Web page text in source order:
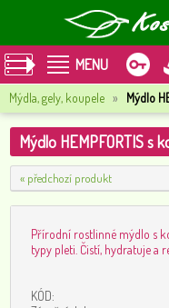
MENU
Mýdla, gely, koupele » Mýdlo
Mýdlo HEMPFORTIS s
« předchozí produkt
Přírodní rostlinné mýdlo s
typy pleti. Čistí, hydratuje a
KÓD: